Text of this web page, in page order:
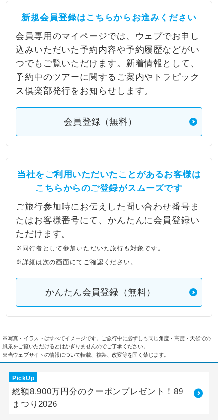
新規会員登録はこちらからお進みください
会員専用のマイページでは、ウェブでお申し
込みいただいた予約内容や予約履歴などがい
つでもご覧いただけます。新着情報として、
予約中のツアーに関するご案内やトラピック
ス倶楽部発行をお知らせします。
会員登録（無料）
当社をご利用いただいたことがあるお客様は
こちらからのご登録がスムーズです
ご旅行参加時にお伝えした問い合わせ番号ま
たはお客様番号にて、かんたんに会員登録い
ただけます。
※同行者として参加いただいた旅行も対象です。
※詳細は次の画面にてご確認ください。
かんたん会員登録（無料）
※写真・イラストはすべてイメージです。ご旅行中に必ずしも同じ角度・高度・天候での
風景をご覧いただけるとはかぎりませんのでご了承ください。
※当ウェブサイトの情報について転載、複製、改変等を固く禁じます。
PickUp
総額8,900万円分のクーポンプレゼント！89
まつり2026